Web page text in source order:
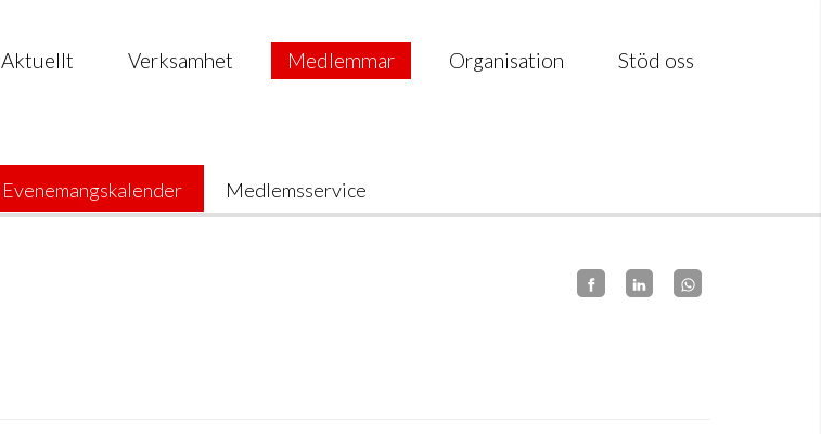
Aktuellt Verksamhet Medlemmar Organisation Stöd oss
Evenemangskalender Medlemsservice